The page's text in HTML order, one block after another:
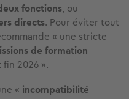
fonctions, ou
directs. Pour éviter tout
« une stricte
de formation
fin 2026 ».
« incompatibilité